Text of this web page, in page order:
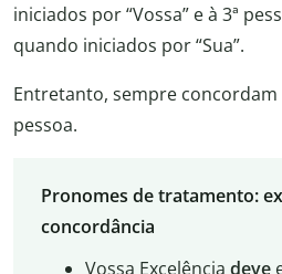
iniciados por “Vossa” e à 3ª
quando iniciados por “Sua”.
Entretanto, sempre concordam
pessoa.
Pronomes de tratamento:
concordância
Vossa Excelência deve